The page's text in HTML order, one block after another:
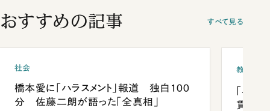
おすすめの記事 すべて見る
社会
橋本愛に「ハラスメント」報道 独白100
分 佐藤二朗が語った「全真相」
教育
「早
貫校へ